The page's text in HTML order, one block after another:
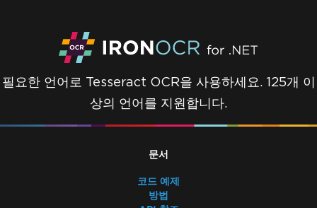
필요한 언어로 Tesseract OCR을 사용하세요. 125개 이
상의 언어를 지원합니다.
문서
코드 예제
방법